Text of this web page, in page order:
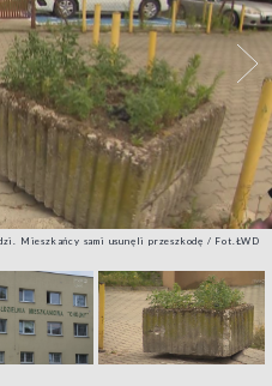
Mieszkańcy sami usunęli przeszkodę / Fot.ŁWD